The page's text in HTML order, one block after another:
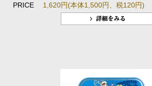
PRICE 1,620円(本体1,500円、税120円)